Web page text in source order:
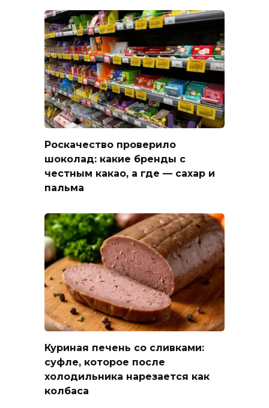
Роскачество проверило
шоколад: какие бренды с
честным какао, а где — сахар и
пальма
Куриная печень со сливками:
суфле, которое после
холодильника нарезается как
колбаса